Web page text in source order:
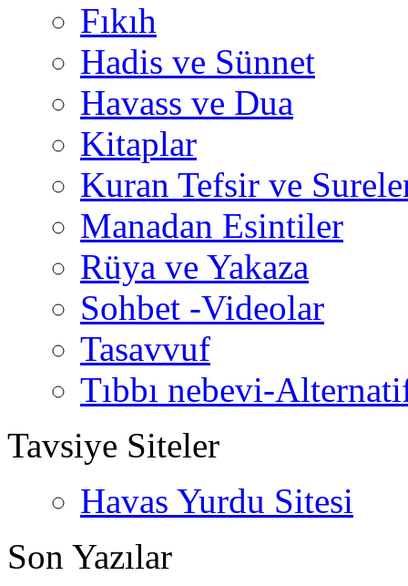
Fıkıh
Hadis ve Sünnet
Havass ve Dua
Kitaplar
Kuran Tefsir ve
Manadan Esintiler
Rüya ve Yakaza
Sohbet -Videolar
Tasavvuf
Tıbbı nebevi-
Tavsiye Siteler
Havas Yurdu Sitesi
Son Yazılar